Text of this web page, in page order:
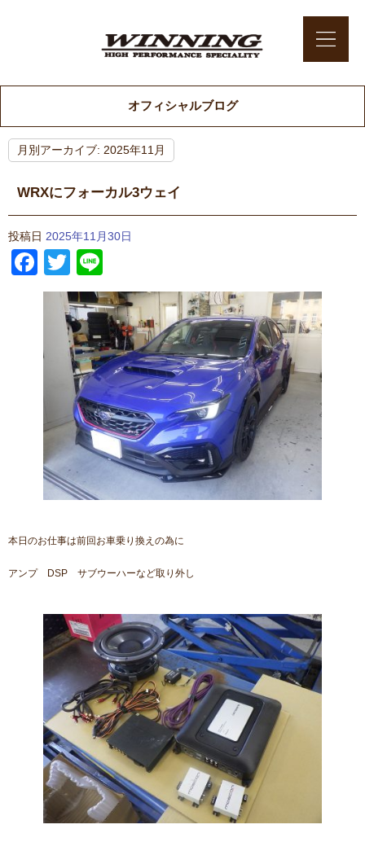
オフィシャルブログ
月別アーカイブ: 2025年11月
WRXにフォーカル3ウェイ
投稿日 2025年11月30日
Facebook
Twitter
本日のお仕事は前回お車乗り換えの為に
アンプ DSP サブウーハーなど取り外し